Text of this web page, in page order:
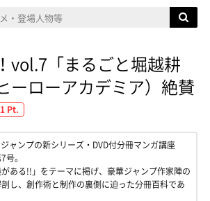
vol.7「まるごと堀越耕
ーローアカデミア）絶賛
Pt.
ャンプの新シリーズ・DVD付分冊マンガ講座
号。
がある!!」をテーマに掲げ、豪華ジャンプ作家陣の
し、創作術と制作の裏側に迫った分冊百科であ